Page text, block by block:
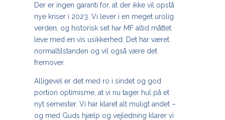
Der er ingen garanti for, at der ikke vil opstå
nye kriser i 2023. Vi lever i en meget urolig
verden, og historisk set har MF altid måttet
leve med en vis usikkerhed. Det har været
normaltilstanden og vil også være det
fremover.
Alligevel er det med ro i sindet og god
portion optimisme, at vi nu tager hul på et
nyt semester. Vi har klaret alt muligt andet –
og med Guds hjælp og vejledning klarer vi